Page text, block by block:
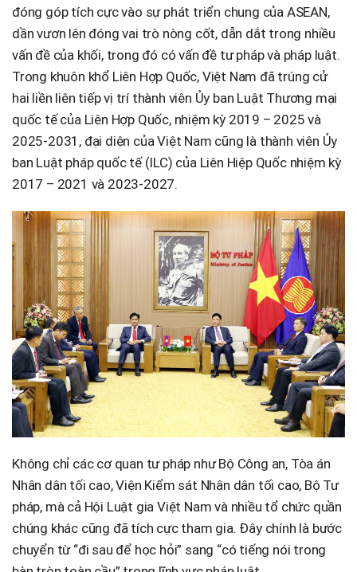
đóng góp tích cực vào sự phát triển chung của ASEAN,
dần vươn lên đóng vai trò nòng cốt, dẫn dắt trong nhiều
vấn đề của khối, trong đó có vấn đề tư pháp và pháp luật.
Trong khuôn khổ Liên Hợp Quốc, Việt Nam đã trúng cử
hai liền liên tiếp vị trí thành viên Ủy ban Luật Thương mại
quốc tế của Liên Hợp Quốc, nhiệm kỳ 2019 – 2025 và
2025-2031, đại diện của Việt Nam cũng là thành viên Ủy
ban Luật pháp quốc tế (ILC) của Liên Hiệp Quốc nhiệm kỳ
2017 – 2021 và 2023-2027.
Không chỉ các cơ quan tư pháp như Bộ Công an, Tòa án
Nhân dân tối cao, Viện Kiểm sát Nhân dân tối cao, Bộ Tư
pháp, mà cả Hội Luật gia Việt Nam và nhiều tổ chức quần
chúng khác cũng đã tích cực tham gia. Đây chính là bước
chuyển từ “đi sau để học hỏi” sang “có tiếng nói trong